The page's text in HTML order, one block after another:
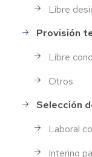
Libre
Provisión
Libre
Otros
Selección
Laboral
Interino